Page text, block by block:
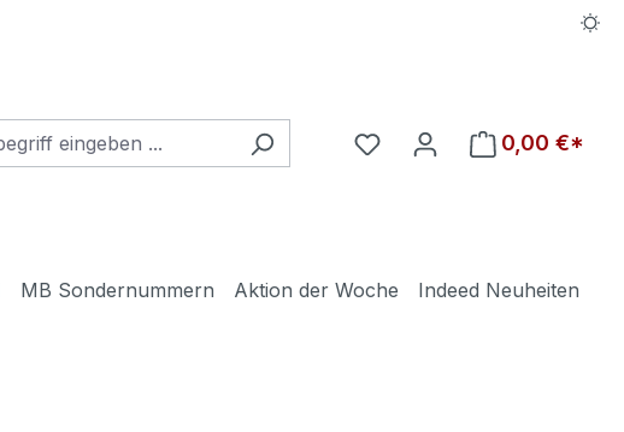
Du hast 0 Produkte auf
0,00 €*
MB Sondernummern Aktion der Woche
Indeed Neuheiten